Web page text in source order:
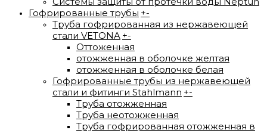
Гофрированные трубы +-
Труба гофрированная из нержавеющей
стали VETONA +-
Оттоженная
отожженная в оболочке желтая
отожженная в оболочке белая
Гофрированные трубы из нержавеющей
стали и фитинги Stahlmann +-
Труба отожженная
Труба неотожженная
Труба гофрированная отожженная в